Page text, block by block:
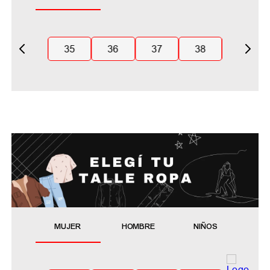
35 36 37 38
MUJER HOMBRE NIÑOS